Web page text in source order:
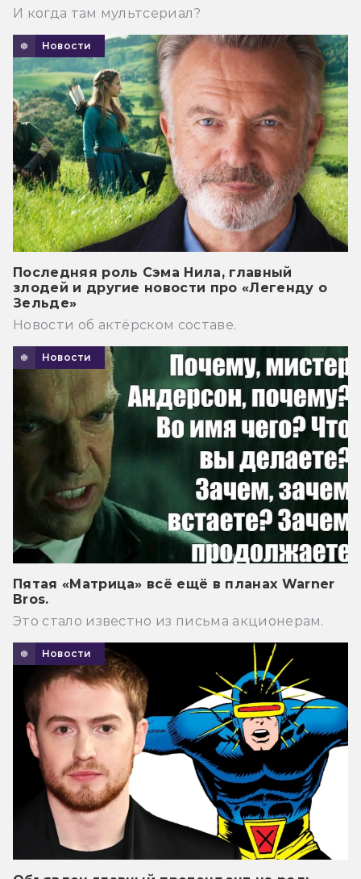
И когда там мультсериал?
Новости
Последняя роль Сэма Нила, главный
злодей и другие новости про «Легенду о
Зельде»
Новости об актёрском составе.
Новости
Пятая «Матрица» всё ещё в планах Warner
Bros.
Это стало известно из письма акционерам.
Новости